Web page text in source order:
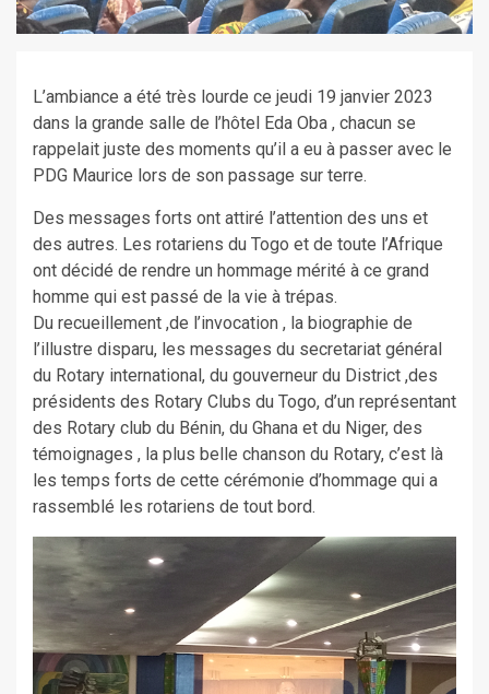
L’ambiance a été très lourde ce jeudi 19 janvier 2023
dans la grande salle de l’hôtel Eda Oba , chacun se
rappelait juste des moments qu’il a eu à passer avec le
PDG Maurice lors de son passage sur terre.
Des messages forts ont attiré l’attention des uns et
des autres. Les rotariens du Togo et de toute l’Afrique
ont décidé de rendre un hommage mérité à ce grand
homme qui est passé de la vie à trépas.
Du recueillement ,de l’invocation , la biographie de
l’illustre disparu, les messages du secretariat général
du Rotary international, du gouverneur du District ,des
présidents des Rotary Clubs du Togo, d’un représentant
des Rotary club du Bénin, du Ghana et du Niger, des
témoignages , la plus belle chanson du Rotary, c’est là
les temps forts de cette cérémonie d’hommage qui a
rassemblé les rotariens de tout bord.